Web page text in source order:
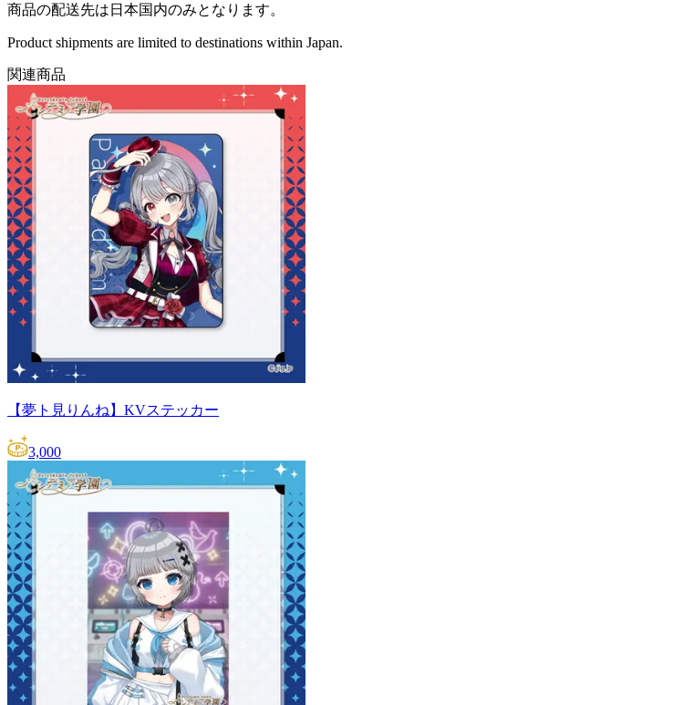
商品の配送先は日本国内のみとなります。
Product shipments are limited to destinations within Japan.
関連商品
【夢ト見りんね】KVステッカー
3,000